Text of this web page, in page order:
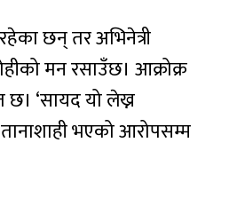
छन् तर अभिनेत्री
मन रसाउँछ। आक्रोक्र
छ। ‘सायद यो लेख्न
भएको आरोपसम्म